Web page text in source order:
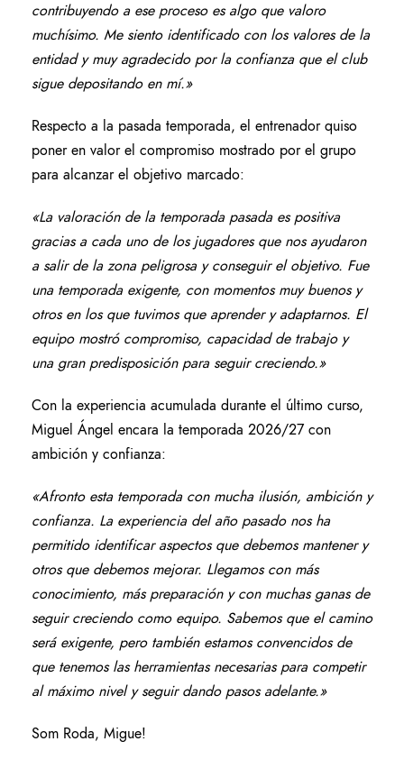
contribuyendo a ese proceso es algo que valoro
muchísimo. Me siento identificado con los valores de la
entidad y muy agradecido por la confianza que el club
sigue depositando en mí.»
Respecto a la pasada temporada, el entrenador quiso
poner en valor el compromiso mostrado por el grupo
para alcanzar el objetivo marcado:
«La valoración de la temporada pasada es positiva
gracias a cada uno de los jugadores que nos ayudaron
a salir de la zona peligrosa y conseguir el objetivo. Fue
una temporada exigente, con momentos muy buenos y
otros en los que tuvimos que aprender y adaptarnos. El
equipo mostró compromiso, capacidad de trabajo y
una gran predisposición para seguir creciendo.»
Con la experiencia acumulada durante el último curso,
Miguel Ángel encara la temporada 2026/27 con
ambición y confianza:
«Afronto esta temporada con mucha ilusión, ambición y
confianza. La experiencia del año pasado nos ha
permitido identificar aspectos que debemos mantener y
otros que debemos mejorar. Llegamos con más
conocimiento, más preparación y con muchas ganas de
seguir creciendo como equipo. Sabemos que el camino
será exigente, pero también estamos convencidos de
que tenemos las herramientas necesarias para competir
al máximo nivel y seguir dando pasos adelante.»
Som Roda, Migue!